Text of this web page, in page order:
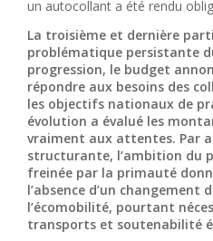
un autocollant a été rendu
La troisième et dernière
problématique persistante
progression, le budget
répondre aux besoins des
les objectifs nationaux de
évolution a évalué les
vraiment aux attentes. Par
structurante, l’ambition du
freinée par la primauté
l’absence d’un changement
l’écomobilité, pourtant
transports et soutenabilité